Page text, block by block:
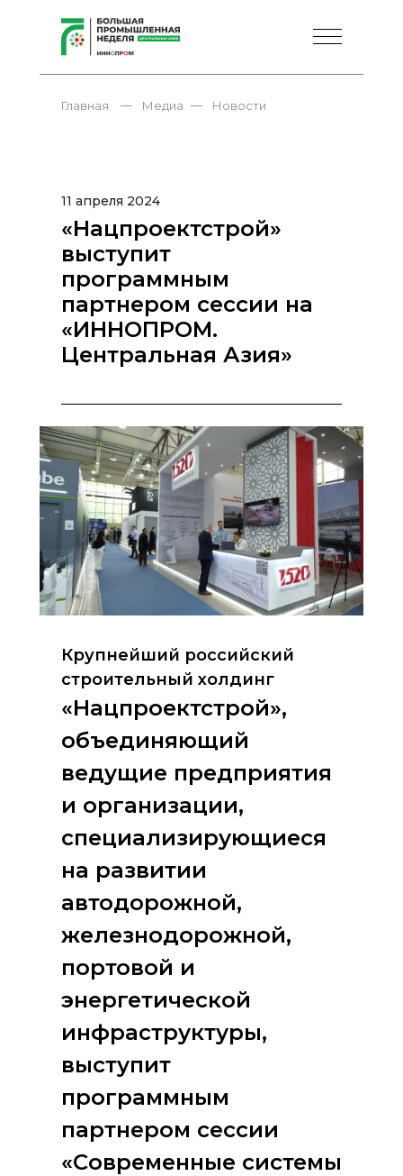
Главная Новости
— Медиа —
«Нацпроектстрой»
выступит
программным
партнером сессии на
«ИННОПРОМ.
Центральная Азия»
11 апреля 2024
Крупнейший российский
строительный холдинг
«Нацпроектстрой»,
объединяющий
ведущие предприятия
и организации,
специализирующиеся
на развитии
автодорожной,
железнодорожной,
портовой и
энергетической
инфраструктуры,
выступит
программным
партнером сессии
«Современные системы